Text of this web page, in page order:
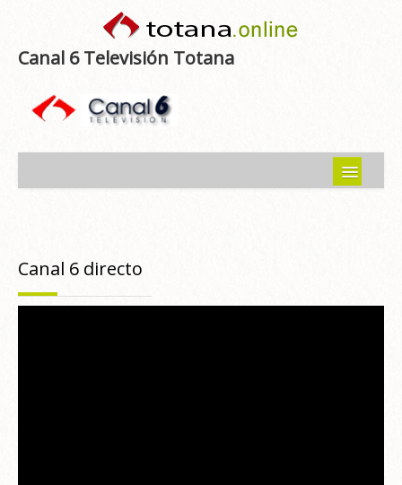
Canal 6 Televisión Totana
Programas emitidos
Canal 6 directo